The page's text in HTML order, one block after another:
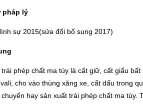
pháp lý
sự 2015(sửa đổi bổ sung 2017)
phép chất ma túy là cất giữ, cất giấu
cho vào thùng xăng xe, cất dấu trong
chuyển hay sản xuất trái phép chất ma